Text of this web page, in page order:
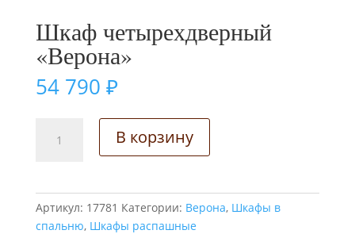
Шкаф четырехдверный
«Верона»
54 790 ₽
товара
В корзину
Артикул: 17781 Категории: Верона, Шкафы в
спальню, Шкафы распашные